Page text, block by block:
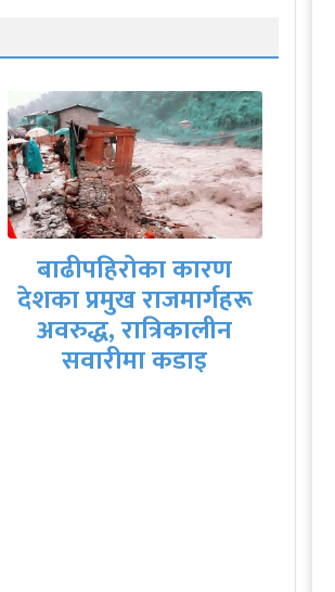
मिटरब्याजपीडित र
सरकारी वार्ता टोलीबीच
आजै सम्झौतापत्रमा
हस्ताक्षर हुने तयारी